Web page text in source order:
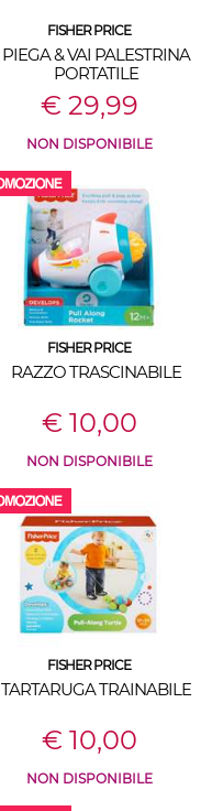
FISHER PRICE
PIEGA & VAI PALESTRINA
PORTATILE
€ 29,99
NON DISPONIBILE
FISHER PRICE
RAZZO TRASCINABILE
€ 10,00
NON DISPONIBILE
FISHER PRICE
TARTARUGA TRAINABILE
€ 10,00
NON DISPONIBILE